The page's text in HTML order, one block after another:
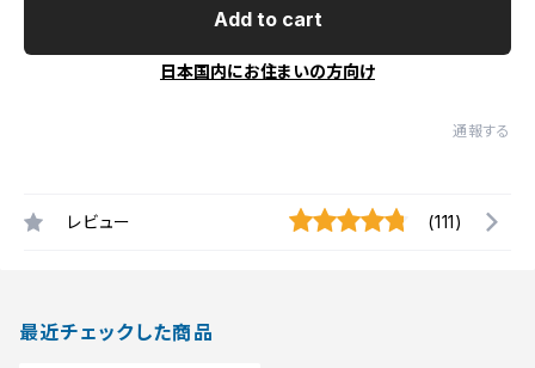
Add to cart
日本国内にお住まいの方向け
通報する
レビュー (111)
最近チェックした商品